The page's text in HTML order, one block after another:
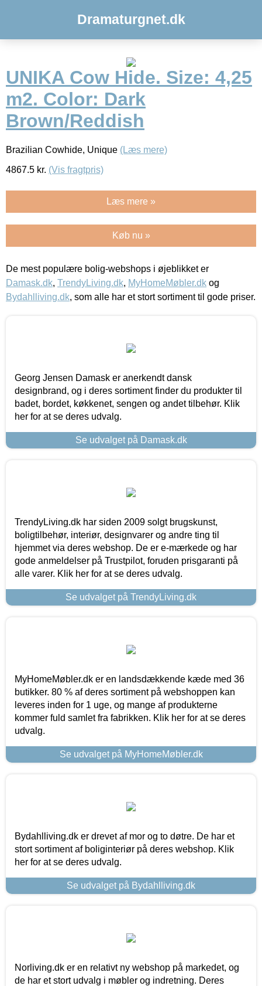
Dramaturgnet.dk
UNIKA Cow Hide. Size: 4,25
m2. Color: Dark
Brown/Reddish
Brazilian Cowhide, Unique (Læs mere)
4867.5 kr. (Vis fragtpris)
Læs mere »
Køb nu »
De mest populære bolig-webshops i øjeblikket er
Damask.dk, TrendyLiving.dk, MyHomeMøbler.dk og
Bydahlliving.dk, som alle har et stort sortiment til gode priser.
Georg Jensen Damask er anerkendt dansk
designbrand, og i deres sortiment finder du produkter til
badet, bordet, køkkenet, sengen og andet tilbehør. Klik
her for at se deres udvalg.
Se udvalget på Damask.dk
TrendyLiving.dk har siden 2009 solgt brugskunst,
boligtilbehør, interiør, designvarer og andre ting til
hjemmet via deres webshop. De er e-mærkede og har
gode anmeldelser på Trustpilot, foruden prisgaranti på
alle varer. Klik her for at se deres udvalg.
Se udvalget på TrendyLiving.dk
MyHomeMøbler.dk er en landsdækkende kæde med 36
butikker. 80 % af deres sortiment på webshoppen kan
leveres inden for 1 uge, og mange af produkterne
kommer fuld samlet fra fabrikken. Klik her for at se deres
udvalg.
Se udvalget på MyHomeMøbler.dk
Bydahlliving.dk er drevet af mor og to døtre. De har et
stort sortiment af boliginteriør på deres webshop. Klik
her for at se deres udvalg.
Se udvalget på Bydahlliving.dk
Norliving.dk er en relativt ny webshop på markedet, og
de har et stort udvalg i møbler og indretning. Deres